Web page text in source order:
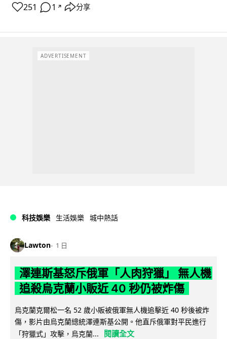
251 1 ↗ 分享
ADVERTISEMENT
科技娛樂 生活娛樂 城中熱話
Lawton 1 日
澤連斯基怒斥俄軍「人肉狩獵」 無人機
追殺烏克蘭小販近 40 秒仍被炸傷
烏克蘭克爾松一名 52 歲小販被俄軍無人機追擊近 40 秒後被炸
傷，影片由烏克蘭總統澤連斯基公開。他直斥俄軍對平民進行
「狩獵式」攻擊，烏克蘭...
閱讀全文